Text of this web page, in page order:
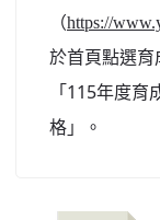
（https://
於首頁點選
「115年度
格」。